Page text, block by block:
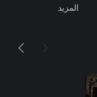
المزيد